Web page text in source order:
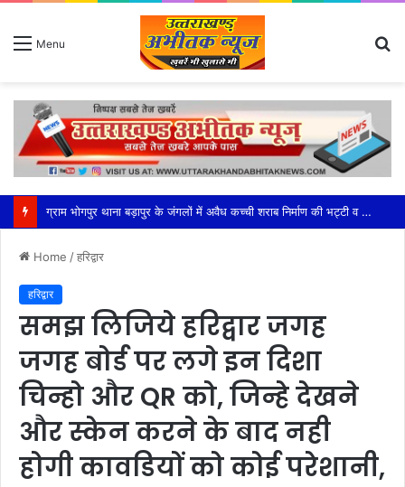
Menu
महेश्वरी मंडल की सक्रियता से सफल हुआ भाजपा का बूथ अध्यक्ष सम्मेलन
Home /हरिद्वार
हरिद्वार
समझ लिजिये हरिद्वार जगह
जगह बोर्ड पर लगे इन दिशा
चिन्हो और QR को, जिन्हे देखने
और स्केन करने के बाद नही
होगी कावडियों को कोई परेशानी,